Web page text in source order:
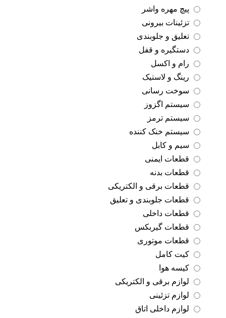
پیچ مهره واشر
تزئینات بیرونی
تعلیق و جلوبندی
دستگیره و قفل
رام و اکسل
رینگ و لاستیک
سوخت رسانی
سیستم اگزوز
سیستم ترمز
سیستم خنک کننده
سیم و کابل
قطعات ایمنی
قطعات بدنه
قطعات برقی و الکتریکی
قطعات جلوبندی و تعلیق
قطعات داخلی
قطعات گیربکس
قطعات موتوری
کیت کامل
کیسه هوا
لوازم برقی و الکتریکی
لوازم تزئینی
لوازم داخلی اتاق